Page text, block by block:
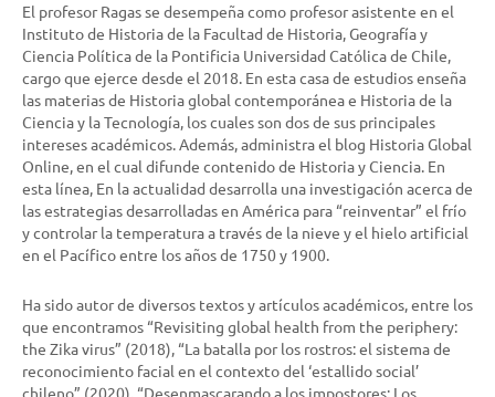
El profesor Ragas se desempeña como profesor asistente en el
Instituto de Historia de la Facultad de Historia, Geografía y
Ciencia Política de la Pontificia Universidad Católica de Chile,
cargo que ejerce desde el 2018. En esta casa de estudios enseña
las materias de Historia global contemporánea e Historia de la
Ciencia y la Tecnología, los cuales son dos de sus principales
intereses académicos. Además, administra el blog Historia Global
Online, en el cual difunde contenido de Historia y Ciencia. En
esta línea, En la actualidad desarrolla una investigación acerca de
las estrategias desarrolladas en América para “reinventar” el frío
y controlar la temperatura a través de la nieve y el hielo artificial
en el Pacífico entre los años de 1750 y 1900.
Ha sido autor de diversos textos y artículos académicos, entre los
que encontramos “Revisiting global health from the periphery:
the Zika virus” (2018), “La batalla por los rostros: el sistema de
reconocimiento facial en el contexto del ‘estallido social’